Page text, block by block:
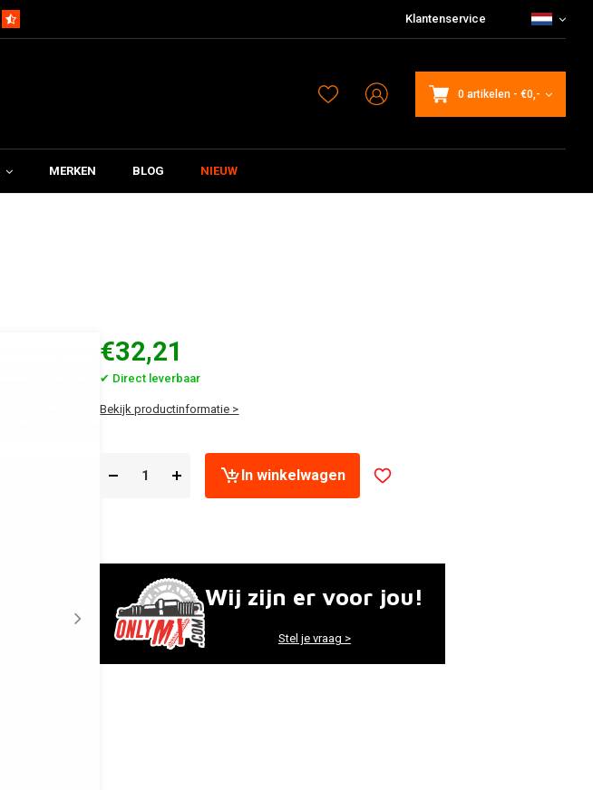
Klantenservice
0 artikelen - €0,-
MERKEN BLOG NIEUW
€32,21
✔ Direct leverbaar
Bekijk productinformatie >
In winkelwagen
Wij zijn er voor jou!
Stel je vraag >